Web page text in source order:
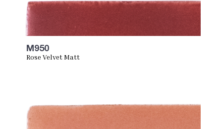
M950
Rose Velvet Matt